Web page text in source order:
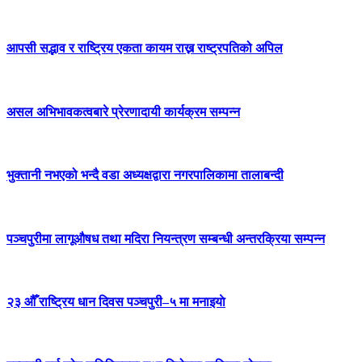
आपसी सद्भाव र राष्ट्रिय एकता कायम राख्न राष्ट्रपतिको अपिल
असल अभिभावकत्वबारे प्रेरणादायी कार्यक्रम सम्पन्न
भुक्तानी नभएको भन्दै वडा अध्यक्षद्वारा नगरपालिकामा तालाबन्दी
पञ्चपुरीमा लागूऔषध तथा मदिरा नियन्त्रण सम्बन्धी अन्तरक्रिया सम्पन्न
२३ औँ राष्ट्रिय धान दिवस पञ्चपुरी–५ मा मनाइयाे